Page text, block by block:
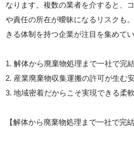
なります。複数の業者を介すると、
や責任の所在が曖昧になるリスクも
きる体制を持つ企業が注目を集めてい
1. 解体から廃棄物処理まで一社で完
2. 産業廃棄物収集運搬の許可が生む
3. 地域密着だからこそ実現できる柔
【解体から廃棄物処理まで一社で完